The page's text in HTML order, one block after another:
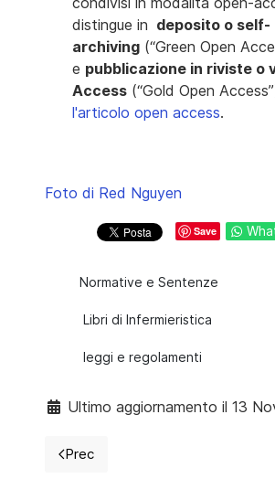
distingue in deposito o self-
archiving (“Green Open
e pubblicazione in riviste o
Access (“Gold Open
l'articolo open access.
Foto di Red Nguyen
Save
Normative e Sentenze
Libri di Infermieristica
leggi e regolamenti
Ultimo aggiornamento il 13
Articolo precedente:
Prec